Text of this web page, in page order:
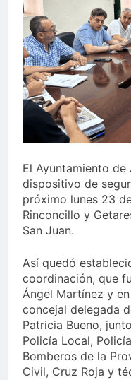
El Ayuntamiento
dispositivo de
próximo lunes 23
Rinconcillo y
San Juan.
Así quedó
coordinación, que
Ángel Martínez y
concejal delegada
Patricia Bueno,
Policía Local,
Bomberos de la
Civil, Cruz Roja y